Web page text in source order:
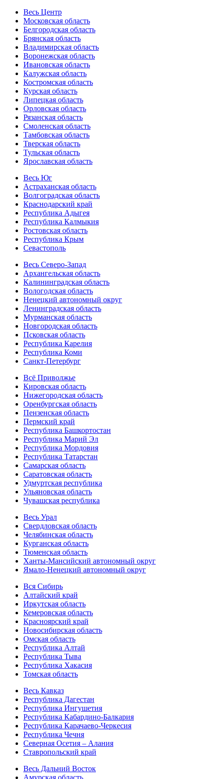
Весь Центр
Московская область
Белгородская область
Брянская область
Владимирская область
Воронежская область
Ивановская область
Калужская область
Костромская область
Курская область
Липецкая область
Орловская область
Рязанская область
Смоленская область
Тамбовская область
Тверская область
Тульская область
Ярославская область
Весь Юг
Астраханская область
Волгоградская область
Краснодарский край
Республика Адыгея
Республика Калмыкия
Ростовская область
Республика Крым
Севастополь
Весь Северо-Запад
Архангельская область
Калининградская область
Вологодская область
Ненецкий автономный округ
Ленинградская область
Мурманская область
Новгородская область
Псковская область
Республика Карелия
Республика Коми
Санкт-Петербург
Всё Приволжье
Кировская область
Нижегородская область
Оренбургская область
Пензенская область
Пермский край
Республика Башкортостан
Республика Марий Эл
Республика Мордовия
Республика Татарстан
Самарская область
Саратовская область
Удмуртская республика
Ульяновская область
Чувашская республика
Весь Урал
Свердловская область
Челябинская область
Курганская область
Тюменская область
Ханты-Мансийский автономный округ
Ямало-Ненецкий автономный округ
Вся Сибирь
Алтайский край
Иркутская область
Кемеровская область
Красноярский край
Новосибирская область
Омская область
Республика Алтай
Республика Тыва
Республика Хакасия
Томская область
Весь Кавказ
Республика Дагестан
Республика Ингушетия
Республика Кабардино-Балкария
Республика Карачаево-Черкесия
Республика Чечня
Северная Осетия – Алания
Ставропольский край
Весь Дальний Восток
Амурская область